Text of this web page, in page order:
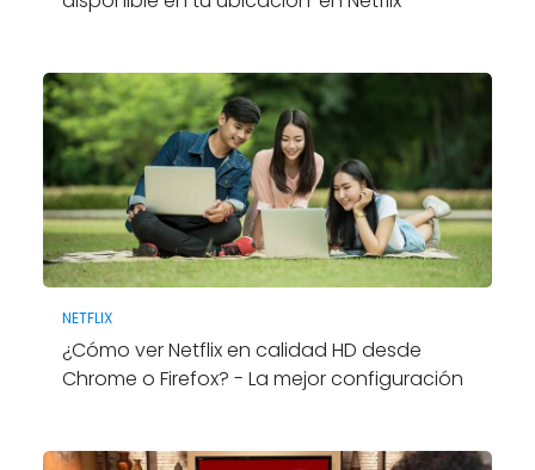
NETFLIX
¿Cómo ver Netflix en calidad HD desde
Chrome o Firefox? - La mejor configuración